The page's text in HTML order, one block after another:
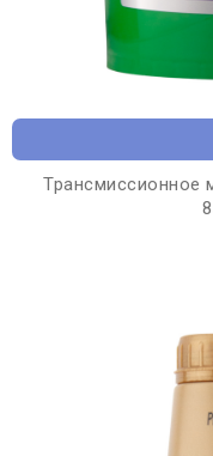
Трансмиссионное